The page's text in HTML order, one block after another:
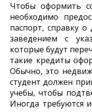
Чтобы оформить
необходимо
паспорт, справку
заведением с
которые будут
такие кредиты
Обычно, это
студент должен
учебы, чтобы
Иногда требуются